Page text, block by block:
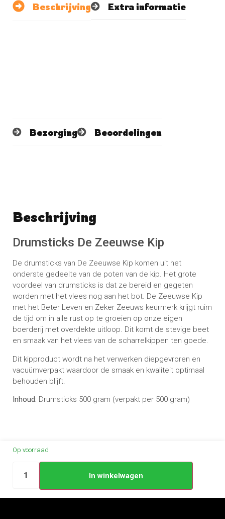
Beschrijving Extra informatie
Bezorging Beoordelingen
Beschrijving
Drumsticks De Zeeuwse Kip
De drumsticks van De Zeeuwse Kip komen uit het
onderste gedeelte van de poten van de kip. Het grote
voordeel van drumsticks is dat ze bereid en gegeten
worden met het vlees nog aan het bot. De Zeeuwse Kip
met het Beter Leven en Zeker Zeeuws keurmerk krijgt ruim
de tijd om in alle rust op te groeien op onze eigen
boerderij met overdekte uitloop. Dit komt de stevige beet
en smaak van het vlees van de scharrelkippen ten goede.
Dit kipproduct wordt na het verwerken diepgevroren en
vacuümverpakt waardoor de smaak en kwaliteit optimaal
behouden blijft.
Inhoud: Drumsticks 500 gram (verpakt per 500 gram)
No reviews found
Op voorraad
In winkelwagen